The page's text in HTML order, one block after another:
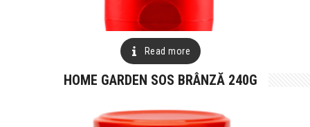
Read more
HOME GARDEN SOS BRÂNZĂ 240G